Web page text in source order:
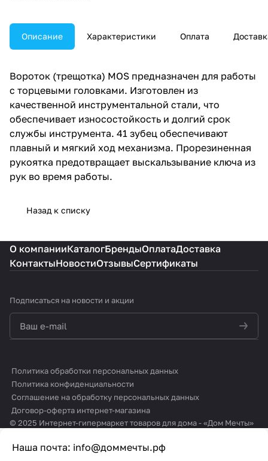
Описание Характеристики Оплата
Вороток (трещотка) MOS предназначен для работы
с торцевыми головками. Изготовлен из
качественной инструментальной стали, что
обеспечивает износостойкость и долгий срок
службы инструмента. 41 зубец обеспечивают
плавный и мягкий ход механизма. Прорезиненная
рукоятка предотвращает выскальзывание ключа из
рук во время работы.
Назад к списку
Наша почта: info@доммечты.рф
О компанииКаталогБрендыОплатаДоставка
КонтактыНовостиОтзывыСертификаты
Подписаться на новости и акции
Политика обработки персональных данных
Политика конфиденциальности
Соглашение на обработку персональных данных
Договор-оферта интернет-магазина
© 2025 Интернет-гипермаркет товаров для дома - «Дом Мечты»